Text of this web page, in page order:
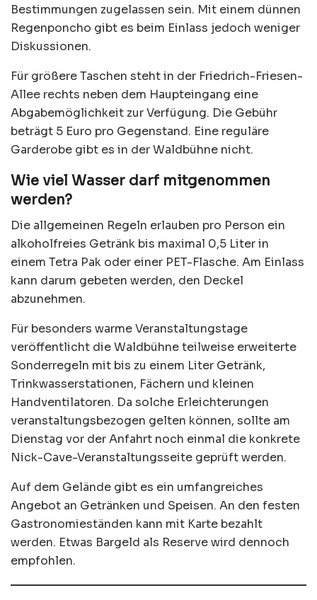
Bestimmungen zugelassen sein. Mit einem dünnen
Regenponcho gibt es beim Einlass jedoch weniger
Diskussionen.
Für größere Taschen steht in der Friedrich-Friesen-
Allee rechts neben dem Haupteingang eine
Abgabemöglichkeit zur Verfügung. Die Gebühr
beträgt 5 Euro pro Gegenstand. Eine reguläre
Garderobe gibt es in der Waldbühne nicht.
Wie viel Wasser darf mitgenommen
werden?
Die allgemeinen Regeln erlauben pro Person ein
alkoholfreies Getränk bis maximal 0,5 Liter in
einem Tetra Pak oder einer PET-Flasche. Am Einlass
kann darum gebeten werden, den Deckel
abzunehmen.
Für besonders warme Veranstaltungstage
veröffentlicht die Waldbühne teilweise erweiterte
Sonderregeln mit bis zu einem Liter Getränk,
Trinkwasserstationen, Fächern und kleinen
Handventilatoren. Da solche Erleichterungen
veranstaltungsbezogen gelten können, sollte am
Dienstag vor der Anfahrt noch einmal die konkrete
Nick-Cave-Veranstaltungsseite geprüft werden.
Auf dem Gelände gibt es ein umfangreiches
Angebot an Getränken und Speisen. An den festen
Gastronomieständen kann mit Karte bezahlt
werden. Etwas Bargeld als Reserve wird dennoch
empfohlen.